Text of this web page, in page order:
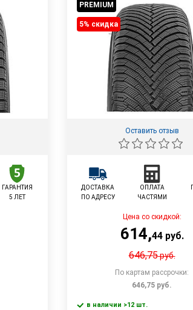
ГАРАНТИЯ
5 ЛЕТ
PREMIUM
5% cкидка
Оставить отзыв
ДОСТАВКА
ПО АДРЕСУ
ОПЛАТА
ЧАСТЯМИ
Цена со скидкой:
614,44руб.
646,75руб.
По картам рассрочки:
646,75 руб.
в наличии >12 шт.